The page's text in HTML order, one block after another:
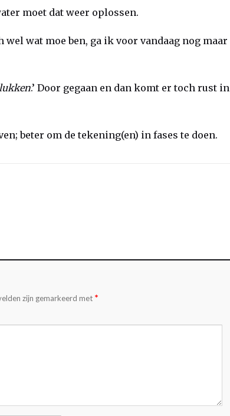
moet dat weer oplossen.
wat moe ben, ga ik voor vandaag nog maar
.’ Door gegaan en dan komt er toch rust in
beter om de tekening(en) in fases te doen.
zijn gemarkeerd met *